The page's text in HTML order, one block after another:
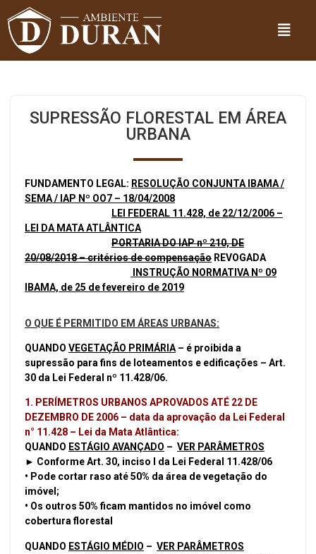
SUPRESSÃO FLORESTAL EM ÁREA
URBANA
FUNDAMENTO LEGAL: RESOLUÇÃO CONJUNTA IBAMA /
SEMA / IAP Nº OO7 – 18/04/2008
LEI FEDERAL 11.428, de 22/12/2006 –
LEI DA MATA ATLÂNTICA
PORTARIA DO IAP nº 210, DE
20/08/2018 – critérios de compensação REVOGADA
INSTRUÇÃO NORMATIVA Nº 09
IBAMA, de 25 de fevereiro de 2019
O QUE É PERMITIDO EM ÁREAS URBANAS:
QUANDO VEGETAÇÃO PRIMÁRIA – é proibida a
supressão para fins de loteamentos e edificações – Art.
30 da Lei Federal nº 11.428/06.
1. PERÍMETROS URBANOS APROVADOS ATÉ 22 DE
DEZEMBRO DE 2006 – data da aprovação da Lei Federal
n° 11.428 – Lei da Mata Atlântica:
QUANDO ESTÁGIO AVANÇADO – VER PARÂMETROS
► Conforme Art. 30, inciso I da Lei Federal 11.428/06
• Pode cortar raso até 50% da área de vegetação do
imóvel;
• Os outros 50% ficam mantidos no imóvel como
cobertura florestal
QUANDO ESTÁGIO MÉDIO – VER PARÂMETROS